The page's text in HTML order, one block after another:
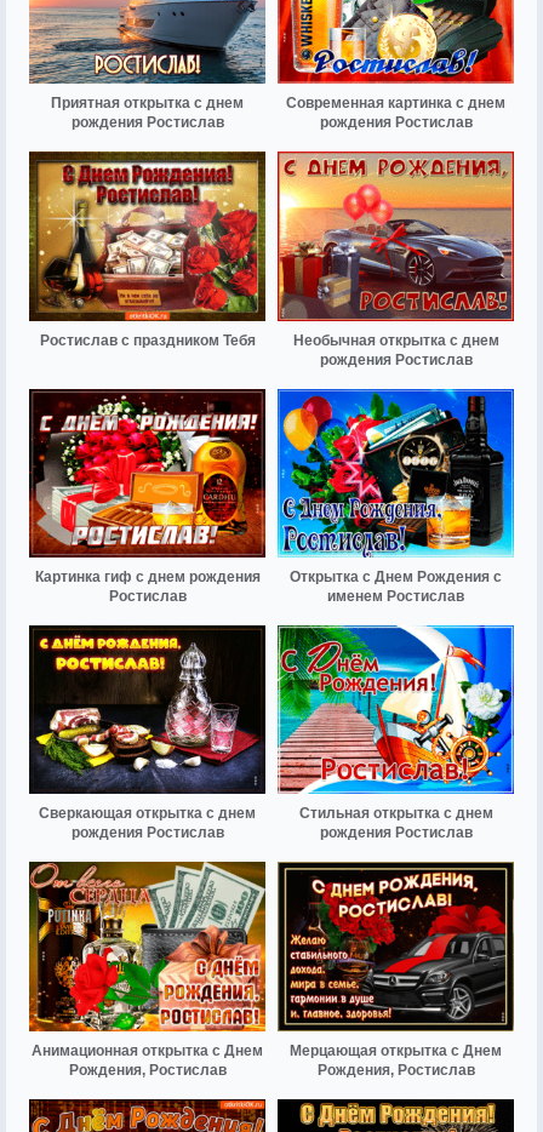
Приятная открытка с днем
рождения Ростислав
Современная картинка с днем
рождения Ростислав
Ростислав с праздником Тебя
Необычная открытка с днем
рождения Ростислав
Картинка гиф с днем рождения
Ростислав
Открытка с Днем Рождения с
именем Ростислав
Сверкающая открытка с днем
рождения Ростислав
Стильная открытка с днем
рождения Ростислав
Анимационная открытка с Днем
Рождения, Ростислав
Мерцающая открытка с Днем
Рождения, Ростислав